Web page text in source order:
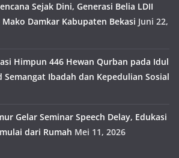
Sejak Dini, Generasi Belia LDII
Damkar Kabupaten Bekasi Juni 22,
Himpun 446 Hewan Qurban pada Idul
Semangat Ibadah dan Kepedulian Sosial
Gelar Seminar Speech Delay, Edukasi
dari Rumah Mei 11, 2026